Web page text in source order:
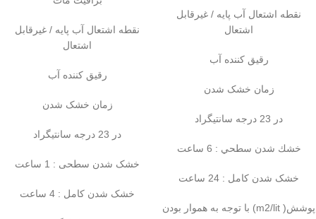
نقطه اشتعال آب پایه / غیرقابل
اشتعال
رقیق کننده آب
زمان خشک شدن
در 23 درجه سانتيگراد
خشك شدن سطحي : 6 ساعت
خشک شدن کامل : 24 ساعت
پوشش( m2/lit) با توجه به هموار بودن
نقطه اشتعال آب پایه / غیرقابل
اشتعال
رقیق کننده آب
زمان خشک شدن
در 23 درجه سانتیگراد
خشک شدن سطحی : 1 ساعت
خشک شدن کامل : 4 ساعت